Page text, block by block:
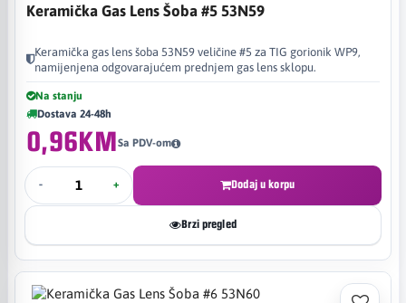
Keramička Gas Lens Šoba #5 53N59
Keramička gas lens šoba 53N59 veličine #5 za TIG gorionik WP9,
namijenjena odgovarajućem prednjem gas lens sklopu.
Na stanju
Dostava 24-48h
0,96KMSa PDV-om
- + Dodaj u korpu
Brzi pregled